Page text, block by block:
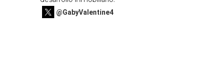
@GabyValentine4